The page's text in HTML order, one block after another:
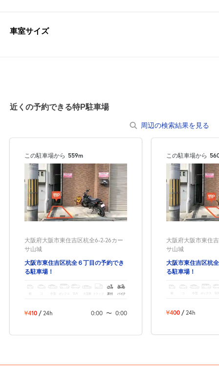
車室サイズ
近くの予約できる特P駐車場
周辺の検索結果を見る
この駐車場から 559m
大阪府大阪市東住吉区杭全6-2-26カー
サ山城
大阪市東住吉区杭全６丁目の予約でき
る駐車場！
軽 中型 ボックス SUV 大型車 トラック 原付 バイク
¥410 / 24h 0:00 〜 0:00
この駐車場から
大阪府大阪市東住
サ山城
大阪市東住吉区杭
る駐車場！
ボックス
¥400 / 24h